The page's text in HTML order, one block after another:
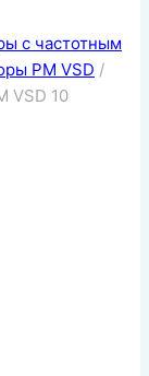
с частотным
PM VSD /
VSD 10